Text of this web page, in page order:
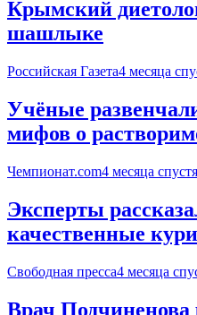
Крымский
шашлыке
Российская Газета4 месяца
Учёные
мифов о
Чемпионат.com4 месяца спустя
Эксперты
качественные
Свободная пресса4 месяца
Врач Подчиненова